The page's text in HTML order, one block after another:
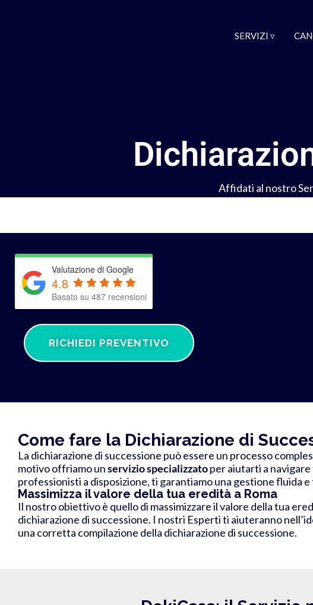
SERVIZI ▿
Affidati al nostro
Valutazione di Google
4.8
Basato su 487 recensioni
RICHIEDI PREVENTIVO
Come fare la Dichiarazione di
La dichiarazione di successione può essere un processo
motivo offriamo unservizio specializzatoper aiutarti a
professionisti a disposizione, ti garantiamo una gestione fluida
Massimizza il valore della tua eredità a Roma
Il nostro obiettivo è quello di massimizzare il valore della tua
dichiarazione di successione. I nostri Esperti ti aiuteranno
una corretta compilazione della dichiarazione di successione.